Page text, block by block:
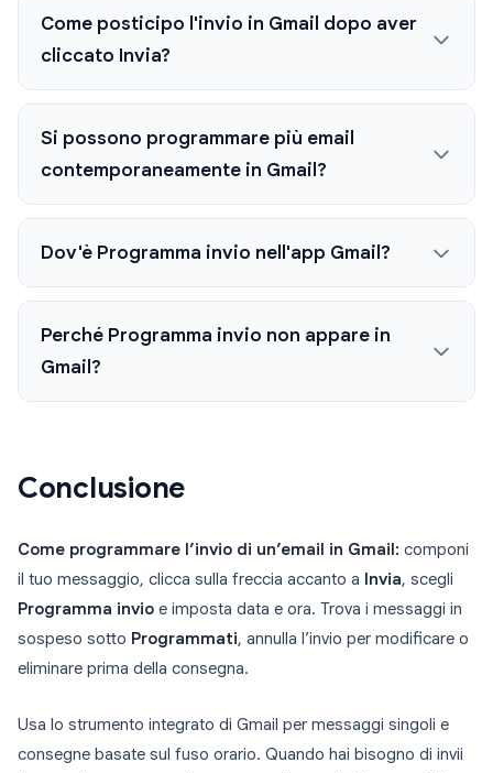
Come posticipo l'invio in Gmail dopo aver
cliccato Invia?
Si possono programmare più email
contemporaneamente in Gmail?
Dov'è Programma invio nell'app Gmail?
Perché Programma invio non appare in
Gmail?
Conclusione
Come programmare l’invio di un’email in Gmail: componi
il tuo messaggio, clicca sulla freccia accanto a Invia, scegli
Programma invio e imposta data e ora. Trova i messaggi in
sospeso sotto Programmati, annulla l’invio per modificare o
eliminare prima della consegna.
Usa lo strumento integrato di Gmail per messaggi singoli e
consegne basate sul fuso orario. Quando hai bisogno di invii